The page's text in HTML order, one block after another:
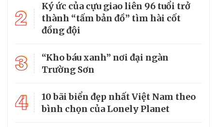
2
Ký ức của cựu giao liên 96 tuổi trở
thành “tấm bản đồ” tìm hài cốt
đồng đội
3
“Kho báu xanh” nơi đại ngàn
Trường Sơn
4
10 bãi biển đẹp nhất Việt Nam theo
bình chọn của Lonely Planet